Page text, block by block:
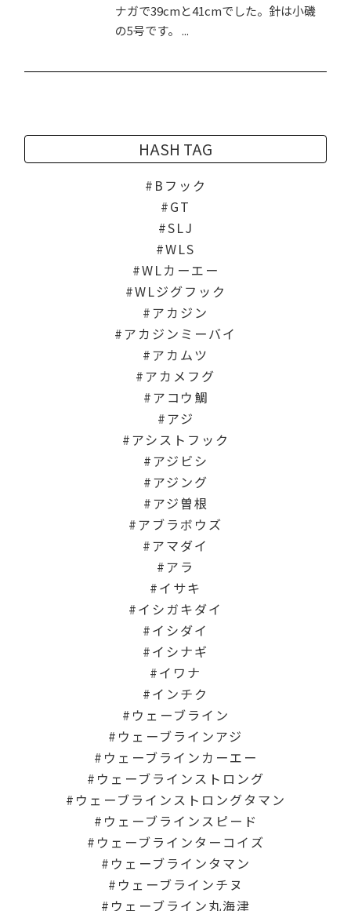
ナガで39cmと41cmでした。針は小磯
の5号です。 ...
HASH TAG
Bフック
GT
SLJ
WLS
WLカーエー
WLジグフック
アカジン
アカジンミーバイ
アカムツ
アカメフグ
アコウ鯛
アジ
アシストフック
アジビシ
アジング
アジ曽根
アブラボウズ
アマダイ
アラ
イサキ
イシガキダイ
イシダイ
イシナギ
イワナ
インチク
ウェーブライン
ウェーブラインアジ
ウェーブラインカーエー
ウェーブラインストロング
ウェーブラインストロングタマン
ウェーブラインスピード
ウェーブラインターコイズ
ウェーブラインタマン
ウェーブラインチヌ
ウェーブライン丸海津